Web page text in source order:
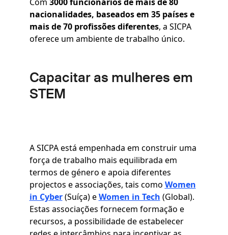
nacionalidades, baseados em 35 países e
mais de 70 profissões diferentes, a SICPA
oferece um ambiente de trabalho único.
Capacitar as mulheres em
STEM
A SICPA está empenhada em construir uma
força de trabalho mais equilibrada em
termos de género e apoia diferentes
projectos e associações, tais como Women
in Cyber(Suíça) eWomen in Tech (Global).
Estas associações fornecem formação e
recursos, a possibilidade de estabelecer